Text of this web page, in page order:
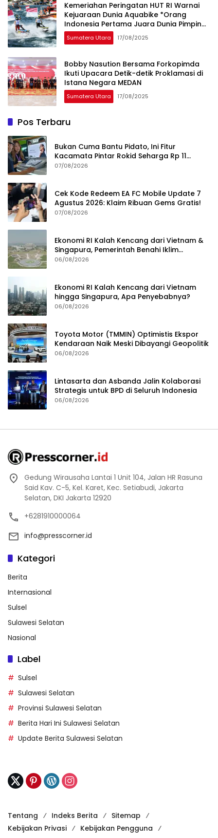
Kemeriahan Peringatan HUT RI Warnai
Kejuaraan Dunia Aquabike *Orang
Indonesia Pertama Juara Dunia Pimpin
Parade Lap Merah Putih
Sumatera Utara 17/08/2025
Bobby Nasution Bersama Forkopimda
Ikuti Upacara Detik-detik Proklamasi di
Istana Negara MEDAN
Sumatera Utara 17/08/2025
Pos Terbaru
Bukan Cuma Bantu Pidato, Ini Fitur
Kacamata Pintar Rokid Seharga Rp 11
Jutaan
07/08/2026
Cek Kode Redeem EA FC Mobile Update 7
Agustus 2026: Klaim Ribuan Gems Gratis!
07/08/2026
Ekonomi RI Kalah Kencang dari Vietnam &
Singapura, Pemerintah Benahi Iklim
Investasi
06/08/2026
Ekonomi RI Kalah Kencang dari Vietnam
hingga Singapura, Apa Penyebabnya?
06/08/2026
Toyota Motor (TMMIN) Optimistis Ekspor
Kendaraan Naik Meski Dibayangi Geopolitik
06/08/2026
Lintasarta dan Asbanda Jalin Kolaborasi
Strategis untuk BPD di Seluruh Indonesia
06/08/2026
Gedung Wirausaha Lantai 1 Unit 104, Jalan HR Rasuna
Said Kav. C-5, Kel. Karet, Kec. Setiabudi, Jakarta
Selatan, DKI Jakarta 12920
+6281910000064
info@presscorner.id
Kategori
Berita
Internasional
Sulsel
Sulawesi Selatan
Nasional
Label
Sulsel
Sulawesi Selatan
Provinsi Sulawesi Selatan
Berita Hari Ini Sulawesi Selatan
Update Berita Sulawesi Selatan
Tentang Indeks Berita
Sitemap
Kebijakan Privasi
Kebijakan Pengguna